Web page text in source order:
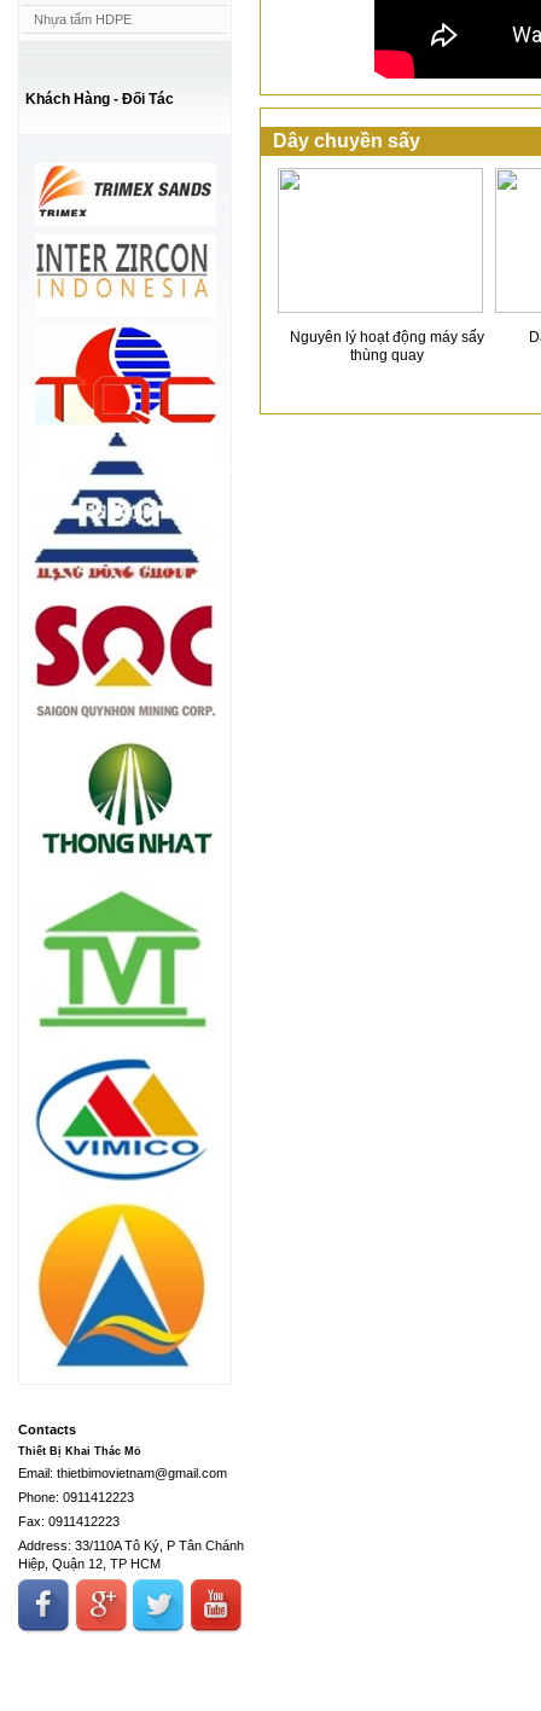
Nhựa tấm HDPE
Khách Hàng - Đối Tác
Contacts
Thiết Bị Khai Thác Mỏ
Email: thietbimovietnam@gmail.com
Phone: 0911412223
Fax: 0911412223
Address: 33/110A Tô Ký, P Tân Chánh
Hiệp, Quận 12, TP HCM
Dây chuyền sấy
Nguyên lý hoạt động máy sấy
thùng quay